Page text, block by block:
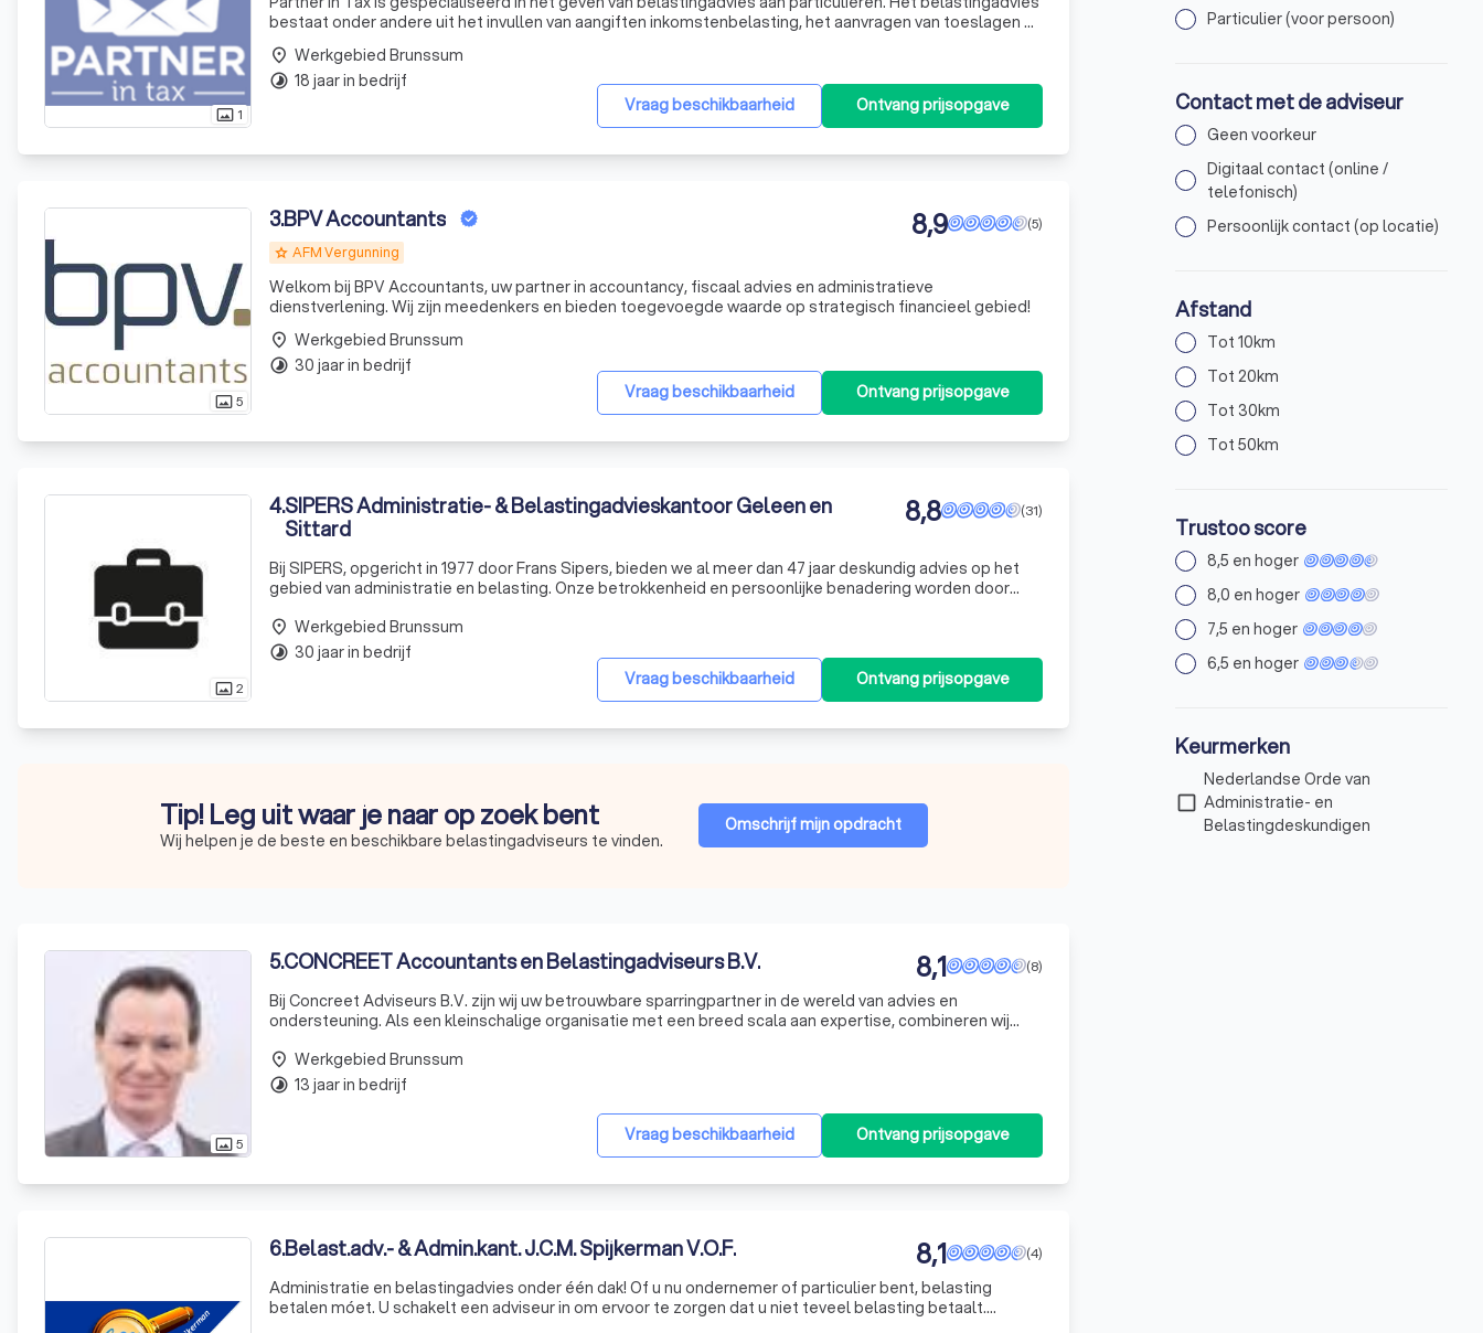
photo_size_select_actual 1
bestaat onder andere uit het invullen van aangiften inkomstenbelasting, het aanvragen van toeslagen en
het schrijven van bezwaarschriften. Bij de advisering wordt uiteraard niet alleen naar de h
Vraag beschikbaarheid Ontvang prijsopgave
place Werkgebied Brunssum
timelapse 18 jaar in bedrijf
photo_size_select_actual5
3.BPV Accountants
grade AFM Vergunning
(5)
8,9
Welkom bij BPV Accountants, uw partner in accountancy, fiscaal advies en administratieve
dienstverlening. Wij zijn meedenkers en bieden toegevoegde waarde op strategisch financieel gebied!
Vraag beschikbaarheid Ontvang prijsopgave
place Werkgebied Brunssum
timelapse 30 jaar in bedrijf
photo_size_select_actual2
4.SIPERS Administratie- & Belastingadvieskantoor Geleen en
Sittard
(31)
8,8
Bij SIPERS, opgericht in 1977 door Frans Sipers, bieden we al meer dan 47 jaar deskundig advies op het
gebied van administratie en belasting. Onze betrokkenheid en persoonlijke benadering worden door
Vraag beschikbaarheid Ontvang prijsopgave
place Werkgebied Brunssum
timelapse 30 jaar in bedrijf
Tip! Leg uit waar je naar op zoek bent
Wij helpen je de beste en beschikbare belastingadviseurs te vinden.
Omschrijf mijn opdracht
photo_size_select_actual5
5.CONCREET Accountants en Belastingadviseurs B.V. (8)
8,1
Bij Concreet Adviseurs B.V. zijn wij uw betrouwbare sparringpartner in de wereld van advies en
ondersteuning. Als een kleinschalige organisatie met een breed scala aan expertise, combineren wij
familiebedrij
Vraag beschikbaarheid Ontvang prijsopgave
place Werkgebied Brunssum
timelapse 13 jaar in bedrijf
6.Belast.adv.- & Admin.kant. J.C.M. Spijkerman V.O.F. (4)
8,1
Administratie en belastingadvies onder één dak! Of u nu ondernemer of particulier bent, belasting
betalen móet. U schakelt een adviseur in om ervoor te zorgen dat u niet teveel belasting betaalt.
Particulier (voor persoon)
Contact met de adviseur
Geen voorkeur
Digitaal contact (online /
telefonisch)
Persoonlijk contact (op locatie)
Afstand
Tot 10km
Tot 20km
Tot 30km
Tot 50km
Trustoo score
8,5 en hoger
8,0 en hoger
7,5 en hoger
6,5 en hoger
Keurmerken
check_box_outline_blank
Nederlandse Orde van
Administratie- en
Belastingdeskundigen